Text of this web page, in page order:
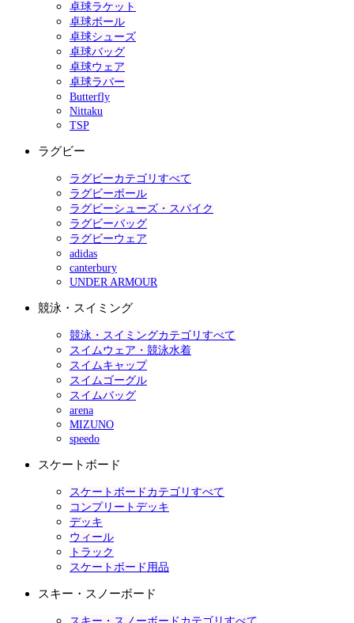
卓球ラケット
卓球ボール
卓球シューズ
卓球バッグ
卓球ウェア
卓球ラバー
Butterfly
Nittaku
TSP
ラグビー
ラグビーカテゴリすべて
ラグビーボール
ラグビーシューズ・スパイク
ラグビーバッグ
ラグビーウェア
adidas
canterbury
UNDER ARMOUR
競泳・スイミング
競泳・スイミングカテゴリすべて
スイムウェア・競泳水着
スイムキャップ
スイムゴーグル
スイムバッグ
arena
MIZUNO
speedo
スケートボード
スケートボードカテゴリすべて
コンプリートデッキ
デッキ
ウィール
トラック
スケートボード用品
スキー・スノーボード